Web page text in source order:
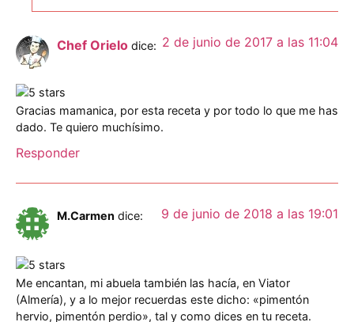
Chef Orielo dice: 2 de junio de 2017 a las 11:04
Gracias mamanica, por esta receta y por todo lo que me has
dado. Te quiero muchísimo.
Responder
M.Carmen dice: 9 de junio de 2018 a las 19:01
Me encantan, mi abuela también las hacía, en Viator
(Almería), y a lo mejor recuerdas este dicho: «pimentón
hervio, pimentón perdio», tal y como dices en tu receta.